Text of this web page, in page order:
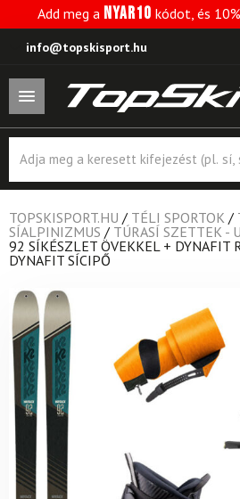
Add meg a NYAR10 kódot, és
info@topskisport.hu
search
TOPSKISPORT.HU / TÉLI SPORTOK /
SÍALPINIZMUS / TÚRASÍ SZETTEK -
92 SÍKÉSZLET ÖVEKKEL + DYNAFIT
DYNAFIT SÍCIPŐ